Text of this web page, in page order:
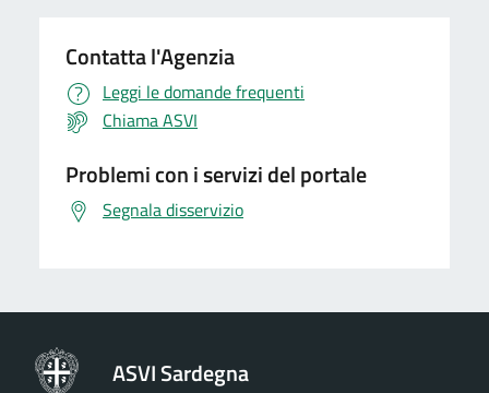
Contatta l'Agenzia
Leggi le domande frequenti
Chiama ASVI
Problemi con i servizi del portale
Segnala disservizio
ASVI Sardegna